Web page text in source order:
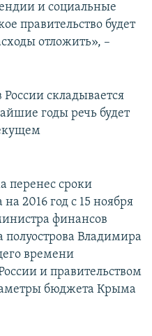
и социальные
правительство будет
отложить», –
складывается
годы речь будет
перенес сроки
2016 год с 15 ноября
финансов
полуострова Владимира
времени
и правительством
бюджета Крыма